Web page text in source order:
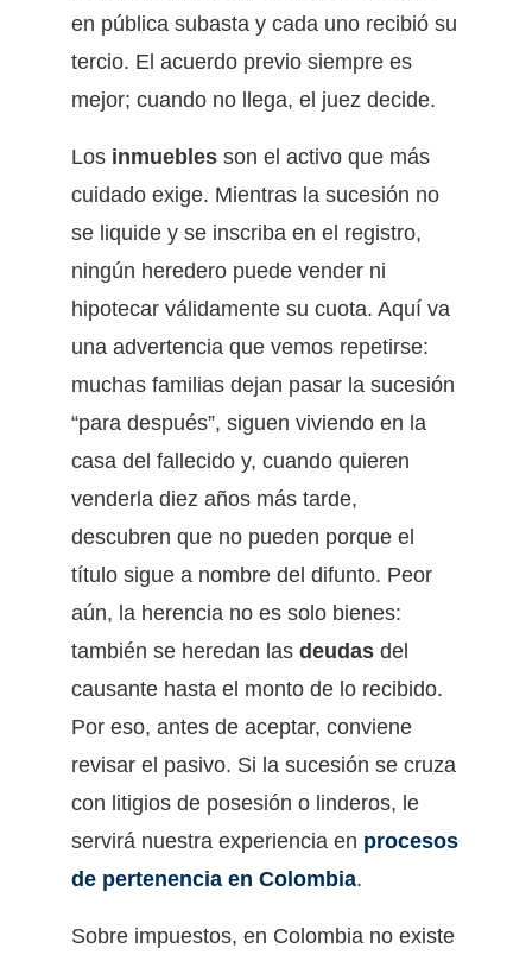
en pública subasta y cada uno recibió su
tercio. El acuerdo previo siempre es
mejor; cuando no llega, el juez decide.
Los inmuebles son el activo que más
cuidado exige. Mientras la sucesión no
se liquide y se inscriba en el registro,
ningún heredero puede vender ni
hipotecar válidamente su cuota. Aquí va
una advertencia que vemos repetirse:
muchas familias dejan pasar la sucesión
“para después”, siguen viviendo en la
casa del fallecido y, cuando quieren
venderla diez años más tarde,
descubren que no pueden porque el
título sigue a nombre del difunto. Peor
aún, la herencia no es solo bienes:
también se heredan las deudas del
causante hasta el monto de lo recibido.
Por eso, antes de aceptar, conviene
revisar el pasivo. Si la sucesión se cruza
con litigios de posesión o linderos, le
servirá nuestra experiencia en procesos
de pertenencia en Colombia.
Sobre impuestos, en Colombia no existe